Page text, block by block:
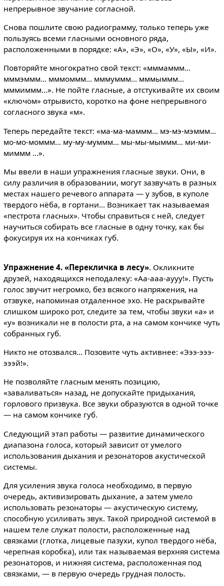
непрерывное звучание согласной.
Снова пошлите свою радиограмму, только теперь уже
пользуясь всеми гласными основного ряда,
расположенными в порядке: «А», «Э», «О», «У», «Ы», «И».
Повторяйте многократно свой текст: «мммаммм...
мммэммм... мммоммм... мммуммм... мммыммм...
мммиммм...». Не пойте гласные, а отстукивайте их своим
«ключом» отрывисто, коротко на фоне непрерывного
согласного звука «м».
Теперь передайте текст: «ма-ма-маммм... мэ-мэ-мэммм...
мо-мо-моммм... му-му-муммм... мы-мы-мыммм... ми-ми-
миммм ...».
Мы ввели в наши упражнения гласные звуки. Они, в
силу различия в образовании, могут зазвучать в разных
местах нашего речевого аппарата — у зубов, в куполе
твердого нёба, в гортани... Возникает так называемая
«пестрота гласных». Чтобы справиться с ней, следует
научиться собирать все гласные в одну точку, как бы
фокусируя их на кончиках губ.
Упражнение 4. «Перекличка в лесу». Окликните
друзей, находящихся неподалеку: «Аа-ааа-аууу!». Пусть
голос звучит негромко, без всякого напряжения, на
отзвуке, напоминая отдаленное эхо. Не раскрывайте
слишком широко рот, следите за тем, чтобы звуки «а» и
«у» возникали не в полости рта, а на самом кончике чуть
собранных губ.
Никто не отозвался... Позовите чуть активнее: «Эээ-эээ-
эээй!».
Не позволяйте гласным менять позицию,
«заваливаться» назад, не допускайте придыхания,
горлового призвука. Все звуки образуются в одной точке
— на самом кончике губ.
Следующий этап работы — развитие динамического
диапазона голоса, который зависит от умелого
использования дыхания и резонаторов акустической
системы.
Для усиления звука голоса необходимо, в первую
очередь, активизировать дыхание, а затем умело
использовать резонаторы — акустическую систему,
способную усиливать звук. Такой природной системой в
нашем теле служат полости, расположенные над
связками (глотка, лицевые пазухи, купол твердого нёба,
черепная коробка), или так называемая верхняя система
резонаторов, и нижняя система, расположенная под
связками, — в первую очередь грудная полость.